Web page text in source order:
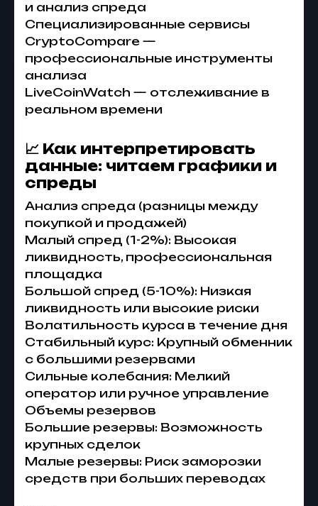
и анализ спреда
Специализированные сервисы
CryptoCompare —
профессиональные инструменты
анализа
LiveCoinWatch — отслеживание в
реальном времени
📈 Как интерпретировать
данные: читаем графики и
спреды
Анализ спреда (разницы между
покупкой и продажей)
Малый спред (1-2%): Высокая
ликвидность, профессиональная
площадка
Большой спред (5-10%): Низкая
ликвидность или высокие риски
Волатильность курса в течение дня
Стабильный курс: Крупный обменник
с большими резервами
Сильные колебания: Мелкий
оператор или ручное управление
Объемы резервов
Большие резервы: Возможность
крупных сделок
Малые резервы: Риск заморозки
средств при больших переводах